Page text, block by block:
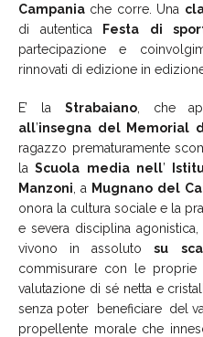
Campania che corre. Una
di autentica
Festa di
partecipazione e
rinnovati di edizione in
E’ la Strabaiano, che
all’insegna del Memorial
ragazzo prematuramente
laScuola media nell’
Manzoni , a Mugnano del
onora la cultura sociale e la
e severa disciplina
vivono in assolutosu
commisurare con le proprie
valutazione di sé netta e
senza poter beneficiare del
propellente morale che